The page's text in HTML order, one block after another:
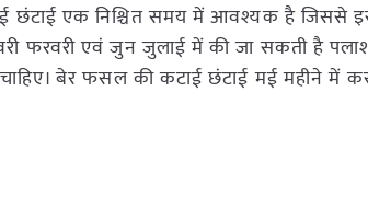
छंटाई एक निश्चित समय में आवश्यक है जिससे
फरवरी एवं जुन जुलाई में की जा सकती है
बेर फसल की कटाई छंटाई मई महीने में